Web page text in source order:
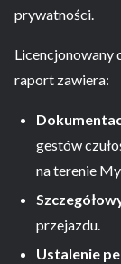
prywatności.
Licencjonowany
raport zawiera:
gestów
na terenie
przejazdu.
Ustalenie